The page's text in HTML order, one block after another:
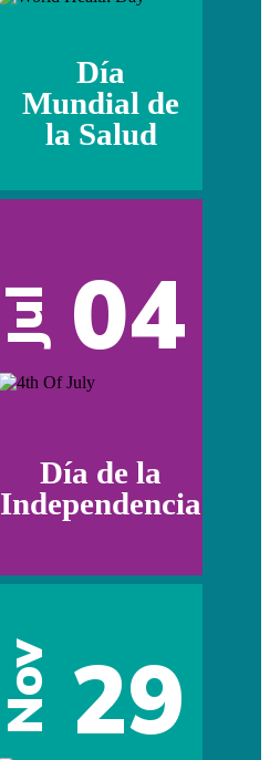
Día
Mundial de
la Salud
Jul 04
Día de la
Independencia
Nov 29